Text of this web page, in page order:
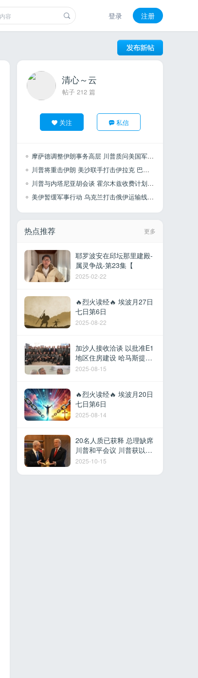
登录 注册
清心～云
帖子 212 篇
关注 私信
摩萨德调整伊朗事务高层 川普质问美国军火储备 巴土沙签署联合防御协议
川普将重击伊朗 美沙联手打击伊拉克 巴列维展望以伊关系 扎米尔表示扩大兵力
川普与内塔尼亚胡会谈 霍尔木兹收费计划 土耳其干预以色列选举
美伊暂缓军事行动 乌克兰打击俄伊运输线 叙利亚寻求安全协议 土耳其不具备采购F35
热点推荐 更多
耶罗波安在邱坛那里建殿-
属灵争战-第23集【
2025-02-22
🔥烈火读经🔥 埃波月27日
七日第6日
2025-08-22
加沙人接收洽谈 以批准E1
地区住房建设 哈马斯提议
撤军换取停火 以军在黎建
2025-08-15
🔥烈火读经🔥 埃波月20日
七日第6日
2025-08-14
20名人质已获释 总理缺席
川普和平会议 川普获以色
列最高荣誉 多国参加沙姆
2025-10-15